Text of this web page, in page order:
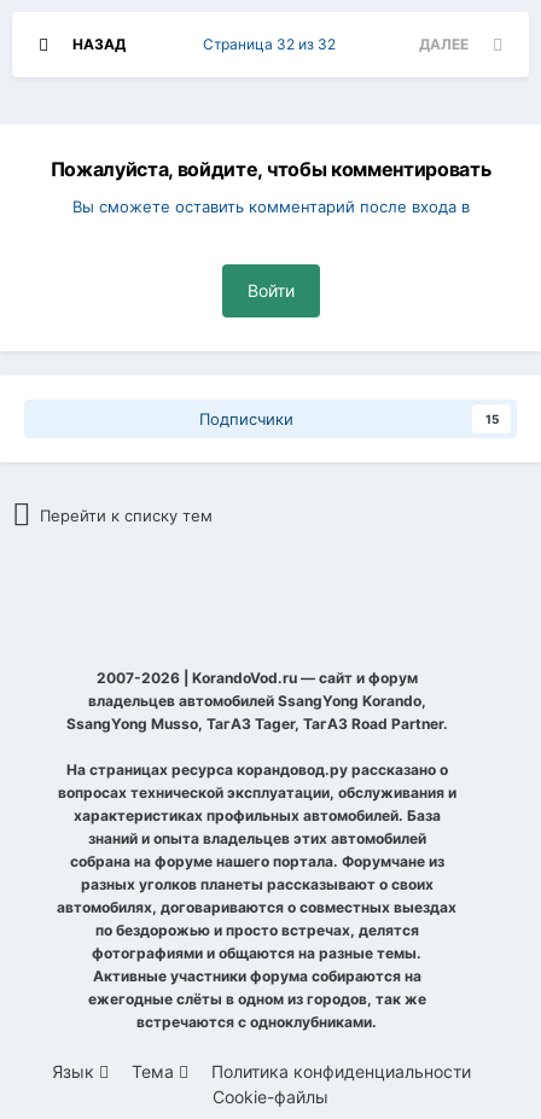
НАЗАД ДАЛЕЕ
Страница 32 из 32
Пожалуйста, войдите, чтобы комментировать
Вы сможете оставить комментарий после входа в
Войти
Подписчики 15
Перейти к списку тем
2007-2026 | KorandoVod.ru — сайт и форум
владельцев автомобилей SsangYong Korando,
SsangYong Musso, ТагАЗ Tager, ТагАЗ Road Partner.
На страницах ресурса корандовод.ру рассказано о
вопросах технической эксплуатации, обслуживания и
характеристиках профильных автомобилей. База
знаний и опыта владельцев этих автомобилей
собрана на форуме нашего портала. Форумчане из
разных уголков планеты рассказывают о своих
автомобилях, договариваются о совместных выездах
по бездорожью и просто встречах, делятся
фотографиями и общаются на разные темы.
Активные участники форума собираются на
ежегодные слёты в одном из городов, так же
встречаются с одноклубниками.
Язык Тема
Политика конфиденциальности
Cookie-файлы